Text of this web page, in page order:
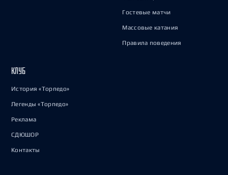
Гостевые матчи
Массовые катания
Правила поведения
КЛУБ
История «Торпедо»
Легенды «Торпедо»
Реклама
СДЮШОР
Контакты